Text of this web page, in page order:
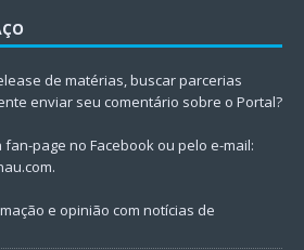
de matérias, buscar parcerias
enviar seu comentário sobre o Portal?
page no Facebook ou pelo e-mail:
.
e opinião com notícias de